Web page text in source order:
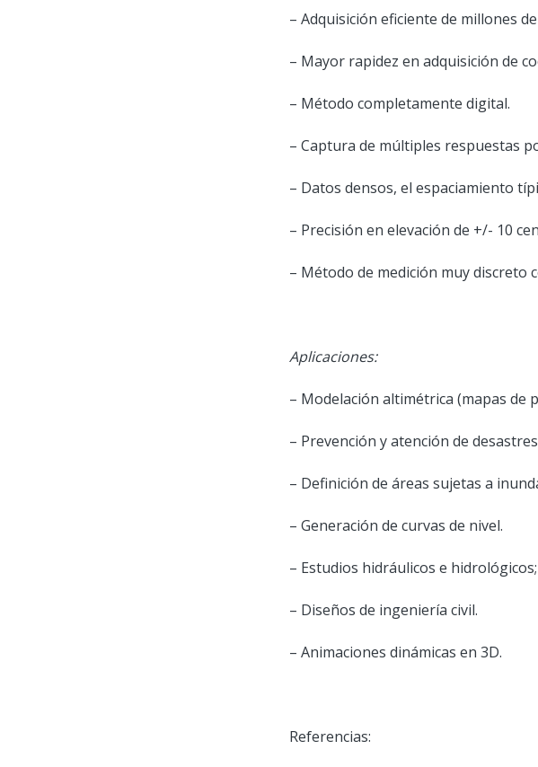
– Adquisición eficiente de millones
– Mayor rapidez en adquisición de
– Método completamente digital.
– Captura de múltiples respuestas
– Datos densos, el espaciamiento
– Precisión en elevación de +/- 10
– Método de medición muy discreto
Aplicaciones:
– Modelación altimétrica (mapas de
– Prevención y atención de
– Definición de áreas sujetas a
– Generación de curvas de nivel.
– Estudios hidráulicos e
– Diseños de ingeniería civil.
– Animaciones dinámicas en 3D.
Referencias: